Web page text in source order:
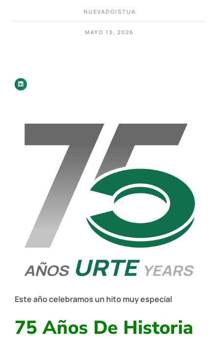
NUEVADOISTUA
MAYO 13, 2026
Este año celebramos un hito muy especial
75 Años De Historia